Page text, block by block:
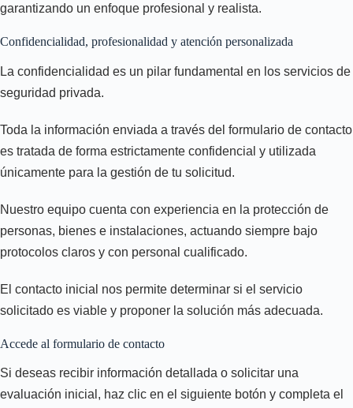
garantizando un enfoque profesional y realista.
Confidencialidad, profesionalidad y atención personalizada
La confidencialidad es un pilar fundamental en los servicios de
seguridad privada.
Toda la información enviada a través del formulario de contacto
es tratada de forma estrictamente confidencial y utilizada
únicamente para la gestión de tu solicitud.
Nuestro equipo cuenta con experiencia en la protección de
personas, bienes e instalaciones, actuando siempre bajo
protocolos claros y con personal cualificado.
El contacto inicial nos permite determinar si el servicio
solicitado es viable y proponer la solución más adecuada.
Accede al formulario de contacto
Si deseas recibir información detallada o solicitar una
evaluación inicial, haz clic en el siguiente botón y completa el